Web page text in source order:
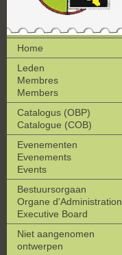
Home
Leden
Membres
Members
Catalogus (OBP)
Catalogue (COB)
Evenementen
Evenements
Events
Bestuursorgaan
Organe d'Administration
Executive Board
Niet aangenomen
ontwerpen